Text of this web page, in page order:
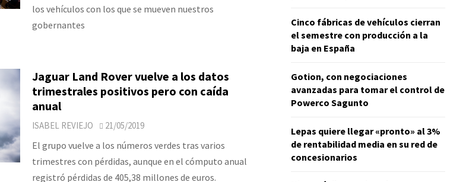
los vehículos con los que se mueven nuestros
gobernantes
Jaguar Land Rover vuelve a los datos
trimestrales positivos pero con caída
anual
ISABEL REVIEJO 21/05/2019
El grupo vuelve a los números verdes tras varios
trimestres con pérdidas, aunque en el cómputo anual
registró pérdidas de 405,38 millones de euros.
Cinco fábricas de vehículos cierran
el semestre con producción a la
baja en España
Gotion, con negociaciones
avanzadas para tomar el control de
Powerco Sagunto
Lepas quiere llegar «pronto» al 3%
de rentabilidad media en su red de
concesionarios